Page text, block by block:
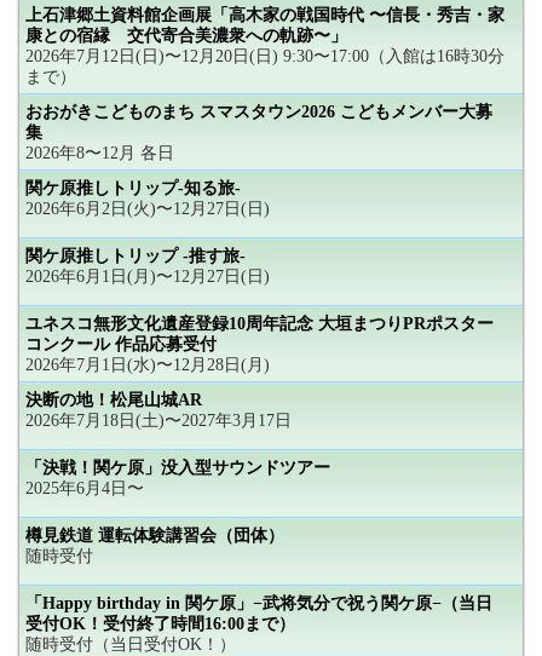
上石津郷土資料館企画展「高木家の戦国時代 〜信長・秀吉・家
康との宿縁 交代寄合美濃衆への軌跡〜」
2026年7月12日(日)〜12月20日(日) 9:30〜17:00（入館は16時30分
まで）
おおがきこどものまち スマスタウン2026 こどもメンバー大募
集
2026年8〜12月 各日
関ケ原推しトリップ-知る旅-
2026年6月2日(火)〜12月27日(日)
関ケ原推しトリップ -推す旅-
2026年6月1日(月)〜12月27日(日)
ユネスコ無形文化遺産登録10周年記念 大垣まつりPRポスター
コンクール 作品応募受付
2026年7月1日(水)〜12月28日(月)
決断の地！松尾山城AR
2026年7月18日(土)〜2027年3月17日
「決戦！関ケ原」没入型サウンドツアー
2025年6月4日〜
樽見鉄道 運転体験講習会（団体）
随時受付
「Happy birthday in 関ケ原」−武将気分で祝う関ケ原−（当日
受付OK！受付終了時間16:00まで）
随時受付（当日受付OK！）